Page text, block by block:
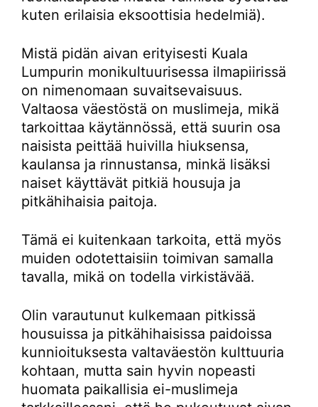
kuten erilaisia eksoottisia hedelmiä).
Mistä pidän aivan erityisesti Kuala
Lumpurin monikultuurisessa ilmapiirissä
on nimenomaan suvaitsevaisuus.
Valtaosa väestöstä on muslimeja, mikä
tarkoittaa käytännössä, että suurin osa
naisista peittää huivilla hiuksensa,
kaulansa ja rinnustansa, minkä lisäksi
naiset käyttävät pitkiä housuja ja
pitkähihaisia paitoja.
Tämä ei kuitenkaan tarkoita, että myös
muiden odotettaisiin toimivan samalla
tavalla, mikä on todella virkistävää.
Olin varautunut kulkemaan pitkissä
housuissa ja pitkähihaisissa paidoissa
kunnioituksesta valtaväestön kulttuuria
kohtaan, mutta sain hyvin nopeasti
huomata paikallisia ei-muslimeja